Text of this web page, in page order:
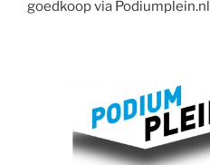
goedkoop via Podiumplein.nl